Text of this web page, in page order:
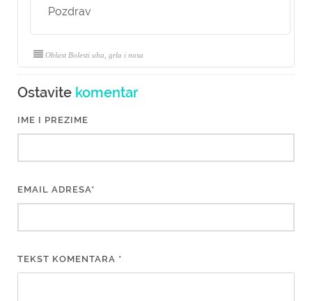
Pozdrav
Oblast Bolesti uha, grla i nosa
Ostavite komentar
IME I PREZIME
EMAIL ADRESA*
TEKST KOMENTARA *